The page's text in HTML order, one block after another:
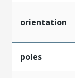
orientation
poles